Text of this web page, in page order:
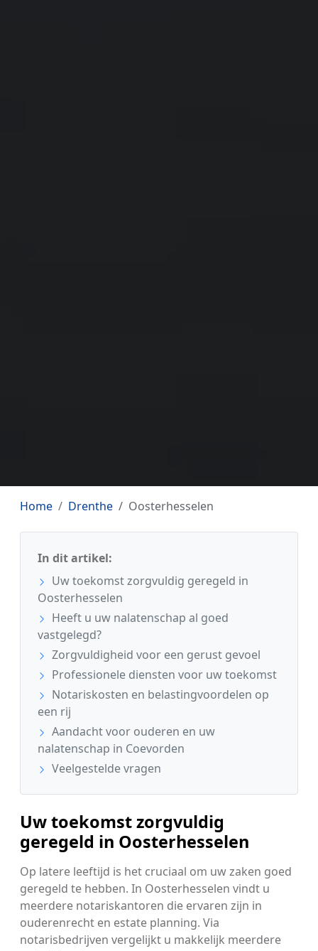
Home Drenthe Oosterhesselen
In dit artikel:
Uw toekomst zorgvuldig geregeld in
Oosterhesselen
Heeft u uw nalatenschap al goed
vastgelegd?
Zorgvuldigheid voor een gerust gevoel
Professionele diensten voor uw toekomst
Notariskosten en belastingvoordelen op
een rij
Aandacht voor ouderen en uw
nalatenschap in Coevorden
Veelgestelde vragen
Uw toekomst zorgvuldig
geregeld in Oosterhesselen
Op latere leeftijd is het cruciaal om uw zaken goed
geregeld te hebben. In Oosterhesselen vindt u
meerdere notariskantoren die ervaren zijn in
ouderenrecht en estate planning. Via
notarisbedrijven vergelijkt u makkelijk meerdere